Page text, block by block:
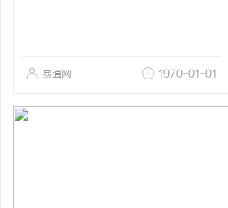
易通网 1970-01-01